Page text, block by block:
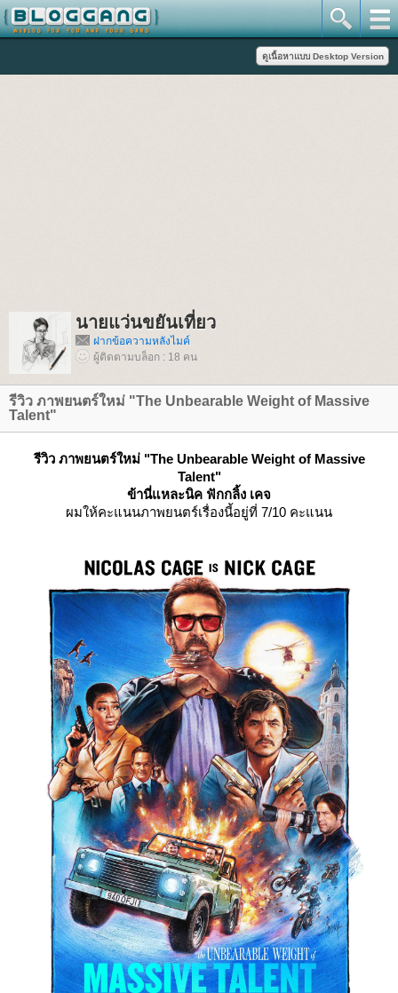
นายแว่นขยันเที่ยว
ฝากข้อความหลังไมค์
ผู้ติดตามบล็อก : 18 คน
รีวิว ภาพยนตร์ใหม่ "The Unbearable Weight of Massive
Talent"
รีวิว ภาพยนตร์ใหม่ "The Unbearable Weight of Massive
Talent"
ข้านี่แหละนิค ฟักกลิ้ง เคจ
ผมให้คะแนนภาพยนตร์เรื่องนี้อยู่ที่ 7/10 คะแนน